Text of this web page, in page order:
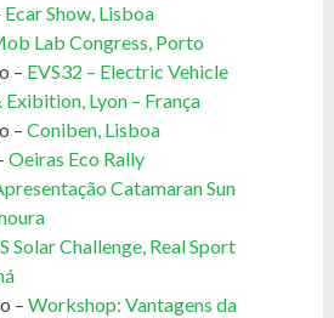
Ecar Show, Lisboa
Lab Congress, Porto
– EVS32 – Electric Vehicle
Lyon – França
– Coniben, Lisboa
Oeiras Eco Rally
Catamaran Sun
Solar Challenge, Real Sport
– Workshop: Vantagens da